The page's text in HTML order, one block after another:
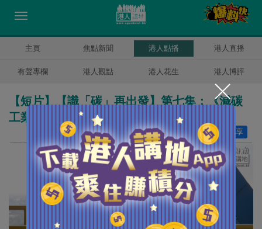
主頁 焦點新聞 港人點播 港人直播
有聲專欄 港人觀點 港人花生 港人博評
【短片】【識「碳」再出發】第七集：《減碳
工業》
分享
讚好 2